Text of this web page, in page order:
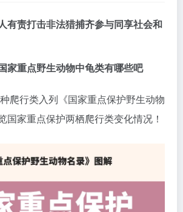
有责打击非法猎捕齐参与同享社会和
家重点野生动物中龟类有哪些吧
爬行类入列《国家重点保护野生动物
国家重点保护两栖爬行类变化情况！